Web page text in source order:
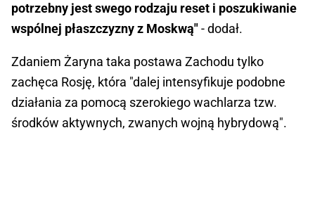
potrzebny jest swego rodzaju reset i poszukiwanie
wspólnej płaszczyzny z Moskwą"- dodał.
Zdaniem Żaryna taka postawa Zachodu tylko
zachęca Rosję, która "dalej intensyfikuje podobne
działania za pomocą szerokiego wachlarza tzw.
środków aktywnych, zwanych wojną hybrydową".